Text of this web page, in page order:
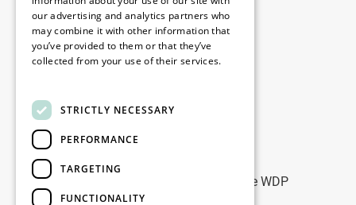
Privacy policy
Cookie policy
Contact
Blijf op de hoogte
Blijf up-to-date: meld u aan voor onze WDP
Marketing nieuwsbrieven
our advertising and analytics partners who
may combine it with other information that
you’ve provided to them or that they’ve
collected from your use of their services.
STRICTLY NECESSARY
PERFORMANCE
TARGETING
FUNCTIONALITY